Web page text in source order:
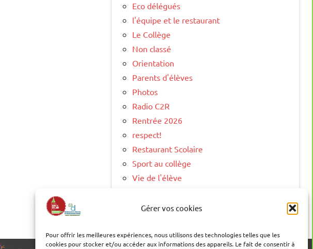
Gérer vos cookies
Pour offrir les meilleures expériences, nous utilisons des technologies telles que les
cookies pour stocker et/ou accéder aux informations des appareils. Le fait de consentir à
Eco délégués
l'équipe et le restaurant
Le Collège
Non classé
Orientation
Parents d'élèves
Photos
Radio C2R
Rentrée 2026
respect!
Restaurant Scolaire
Sport au collège
Vie de l'élève
Visite Virtuelle